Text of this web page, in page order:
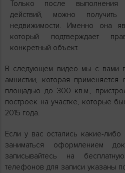
Только после выполнения
действий, можно
недвижимости. Именно она
который подтверждает
конкретный объект.
В следующем видео мы с вами
амнистии, которая
площадью до 300 кв.м.,
построек на участке, которые
2015 года.
Если у вас остались какие-
заниматься оформлением
записывайтесь на
телефонов для записи указаны